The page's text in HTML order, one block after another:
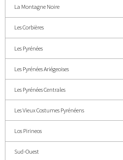
La Montagne Noire
Les Corbières
Les Pyrénées
Les Pyrénées Ariégeoises
Les Pyrénées Centrales
Les Vieux Costumes Pyrénéens
Los Pirineos
Sud-Ouest